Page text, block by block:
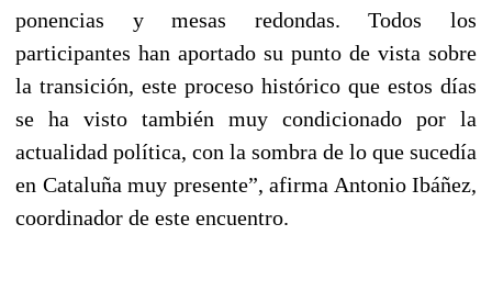
ponencias y mesas redondas. Todos los
participantes han aportado su punto de vista sobre
la transición, este proceso histórico que estos días
se ha visto también muy condicionado por la
actualidad política, con la sombra de lo que sucedía
en Cataluña muy presente”, afirma Antonio Ibáñez,
coordinador de este encuentro.